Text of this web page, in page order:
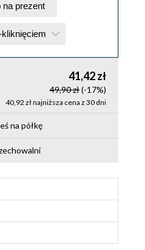
Kup na prezent
kliknięciem
41,42 zł
49,90 zł(-17%)
40,92 zł najniższa cena z 30 dni
na półkę